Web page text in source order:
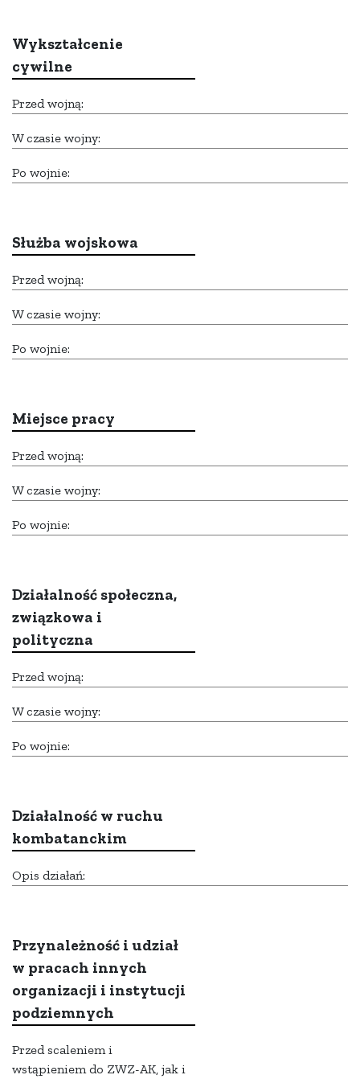
Wykształcenie
cywilne
Przed wojną:
W czasie wojny:
Po wojnie:
Służba wojskowa
Przed wojną:
W czasie wojny:
Po wojnie:
Miejsce pracy
Przed wojną:
W czasie wojny:
Po wojnie:
Działalność społeczna,
związkowa i
polityczna
Przed wojną:
W czasie wojny:
Po wojnie:
Działalność w ruchu
kombatanckim
Opis działań:
Przynależność i udział
w pracach innych
organizacji i instytucji
podziemnych
Przed scaleniem i
wstąpieniem do ZWZ-AK, jak i